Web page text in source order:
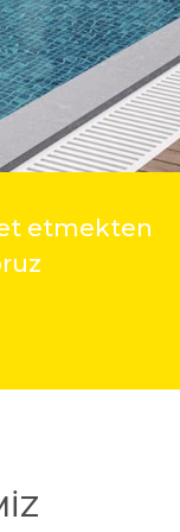
etmekten